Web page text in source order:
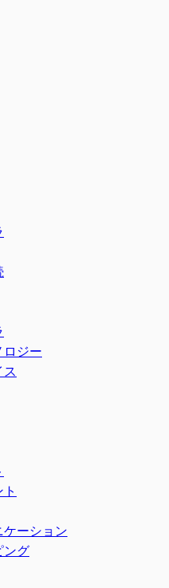
ロジー
ス
ーション
ング